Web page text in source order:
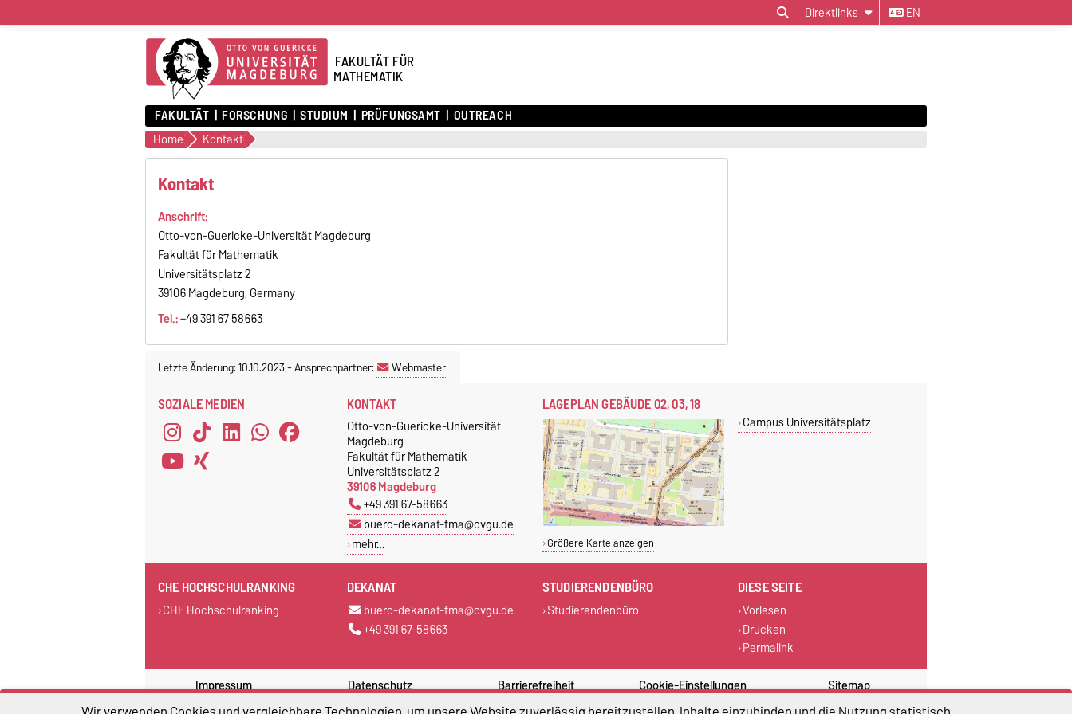
Direktlinks EN
FAKULTÄT FÜR
MATHEMATIK
FAKULTÄT FORSCHUNG STUDIUM PRÜFUNGSAMT OUTREACH
Home Kontakt
Kontakt
Anschrift:
Otto-von-Guericke-Universität Magdeburg
Fakultät für Mathematik
Universitätsplatz 2
39106 Magdeburg, Germany
Tel.:+49 391 67 58663
Letzte Änderung: 10.10.2023-Ansprechpartner: Webmaster
SOZIALE MEDIEN KONTAKT
Otto-von-Guericke-Universität
Magdeburg
Fakultät für Mathematik
Universitätsplatz 2
39106 Magdeburg
+49 391 67-58663
buero-dekanat-fma@ovgu.de
mehr…
LAGEPLAN GEBÄUDE 02, 03, 18
Größere Karte anzeigen
Campus Universitätsplatz
CHE HOCHSCHULRANKING
CHE Hochschulranking
DEKANAT
buero-dekanat-fma@ovgu.de
+49 391 67-58663
STUDIERENDENBÜRO
Studierendenbüro
DIESE SEITE
Vorlesen
Drucken
Permalink
Impressum Datenschutz Barrierefreiheit Cookie-Einstellungen Sitemap